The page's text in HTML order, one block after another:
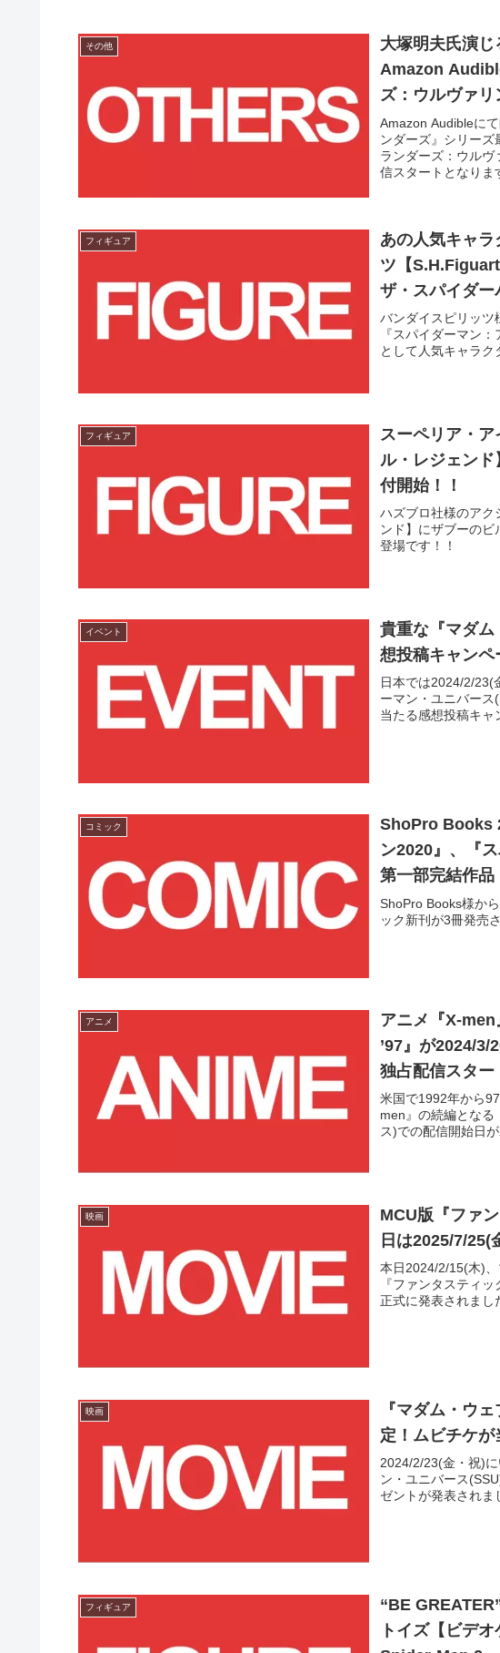
その他
大塚明夫氏演じ
Amazon
ズ：ウルヴァリ
Amazon Audibleに
ンダーズ』シリーズ
ランダーズ：ウル
信スタートとなりま
フィギュア
あの人気キャ
ツ【
ザ・スパイダ
2024/3/4(月)よ
バンダイスピリッツ
『スパイダーマン
として人気キャラク
フィギュア
スーペリア・
ル・レジェン
付開始！！
ハズブロ社様のアク
ンド】にザブーの
登場です！！
イベント
貴重な『マダ
想投稿キャンペ
日本では2024/2/23(
ーマン・ユニバー
当たる感想投稿キャ
コミック
ShoPro Books
ン2020』、『
第一部完結作品
ShoPro Books様か
ック新刊が3冊発売
アニメ
アニメ『X-
’97』が2024/
独占配信スター
米国で1992年から
men』の続編となる
ス)での配信開始日
映画
MCU版『ファ
日は2025/7/25(
本日2024/2/15(木)
『ファンタスティ
正式に発表されまし
映画
『マダム・ウ
定！ムビチケが
2024/2/23(金・祝)
ン・ユニバース
ゼントが発表されま
フィギュア
“BE
トイズ【ビデ